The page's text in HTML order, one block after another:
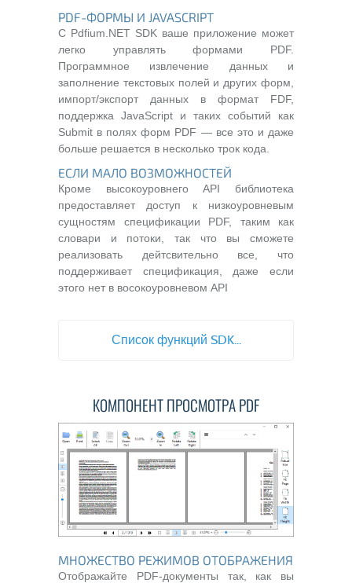
PDF-ФОРМЫ И JAVASCRIPT
С Pdfium.NET SDK ваше приложение может
легко управлять формами PDF.
Программное извлечение данных и
заполнение текстовых полей и других форм,
импорт/экспорт данных в формат FDF,
поддержка JavaScript и таких событий как
Submit в полях форм PDF — все это и даже
больше решается в несколько трок кода.
ЕСЛИ МАЛО ВОЗМОЖНОСТЕЙ
Кроме высокоуровнего API библиотека
предоставляет доступ к низкоуровневым
сущностям спецификации PDF, таким как
словари и потоки, так что вы сможете
реализовать дейтсвительно все, что
поддерживает спецификация, даже если
этого нет в восокоуровневом API
Список функций SDK...
КОМПОНЕНТ ПРОСМОТРА PDF
МНОЖЕСТВО РЕЖИМОВ ОТОБРАЖЕНИЯ
Отображайте PDF-документы так, как вы